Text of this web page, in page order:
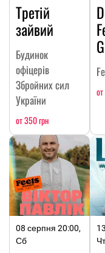
Третій
зайвий
Будинок
офіцерів
Збройних сил
України
от 350 грн
08 серпня 20:00,
Сб
Чт